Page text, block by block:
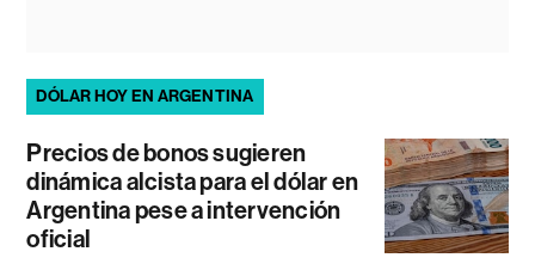
DÓLAR HOY EN ARGENTINA
Precios de bonos sugieren
dinámica alcista para el dólar en
Argentina pese a intervención
oficial